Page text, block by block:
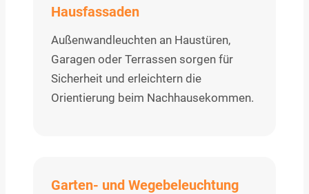
Hausfassaden
Außenwandleuchten an Haustüren,
Garagen oder Terrassen sorgen für
Sicherheit und erleichtern die
Orientierung beim Nachhausekommen.
Garten- und Wegebeleuchtung